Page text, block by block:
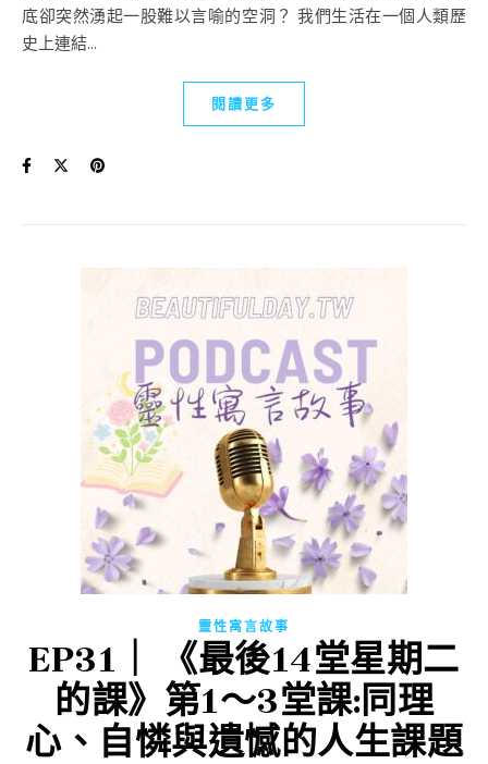
底卻突然湧起一股難以言喻的空洞？ 我們生活在一個人類歷
史上連結...
閱讀更多
靈性寓言故事
EP31｜ 《最後14堂星期二
的課》第1～3堂課:同理
心、自憐與遺憾的人生課題